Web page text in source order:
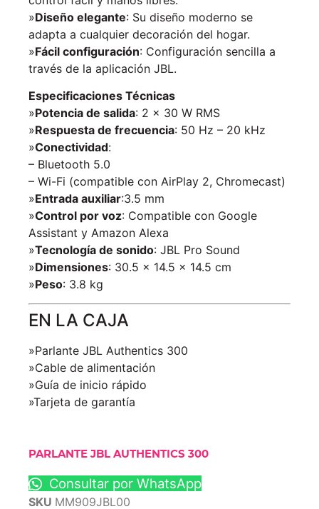
»Diseño elegante: Su diseño moderno se
adapta a cualquier decoración del hogar.
»Fácil configuración: Configuración sencilla a
través de la aplicación JBL.
Especificaciones Técnicas
»Potencia de salida: 2 x 30 W RMS
»Respuesta de frecuencia: 50 Hz – 20 kHz
»Conectividad:
– Bluetooth 5.0
– Wi-Fi (compatible con AirPlay 2, Chromecast)
»Entrada auxiliar:3.5 mm
»Control por voz: Compatible con Google
Assistant y Amazon Alexa
»Tecnología de sonido: JBL Pro Sound
»Dimensiones: 30.5 x 14.5 x 14.5 cm
»Peso: 3.8 kg
EN LA CAJA
»Parlante JBL Authentics 300
»Cable de alimentación
»Guía de inicio rápido
»Tarjeta de garantía
PARLANTE JBL AUTHENTICS 300
Consultar por WhatsApp
SKU MM909JBL00